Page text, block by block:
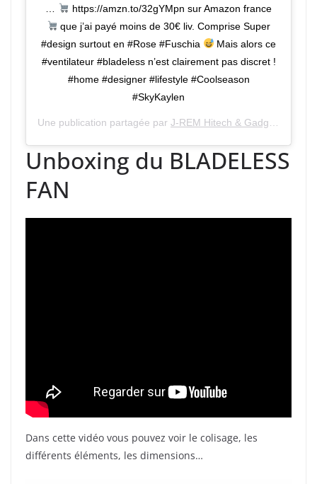
https://amzn.to/32gYMpn sur Amazon france
que j’ai payé moins de 30€ liv. Comprise Super
#design surtout en #Rose #Fuschia
Mais alors ce
#ventilateur #bladeless n’est clairement pas discret !
#home #designer #lifestyle #Coolseason
#SkyKaylen
Une publication partagée par J-REM Hitech & Gadgets
Unboxing du BLADELESS
FAN
Dans cette vidéo vous pouvez voir le colisage, les
différents éléments, les dimensions…